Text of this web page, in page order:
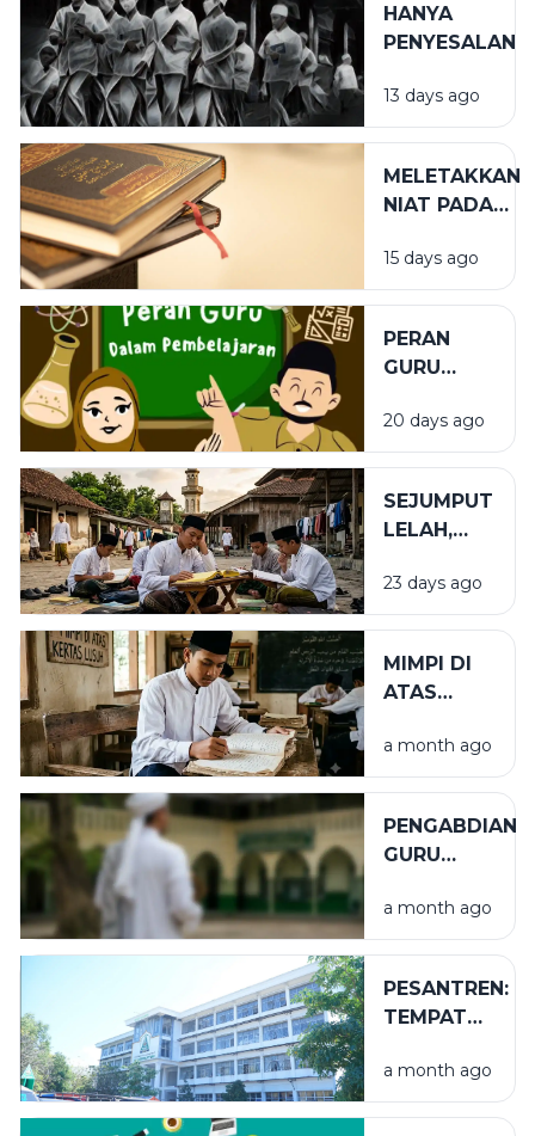
SPIRITUAL
HANYA
PENYESALAN
13 days ago
MELETAKKAN
NIAT PADA
YANG TEPAT
15 days ago
PERAN
GURU
PENDIDIKAN
20 days ago
SEJUMPUT
LELAH,
BARAKAH
23 days ago
MIMPI DI
ATAS
LUSUH
a month ago
PENGABDIAN
GURU
a month ago
PESANTREN:
TEMPAT
YANG TAK
TERLIHAT
a month ago